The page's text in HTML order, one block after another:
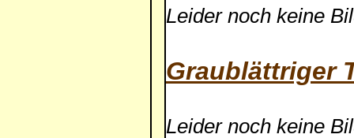
Leider noch keine
Graublättriger
Leider noch keine